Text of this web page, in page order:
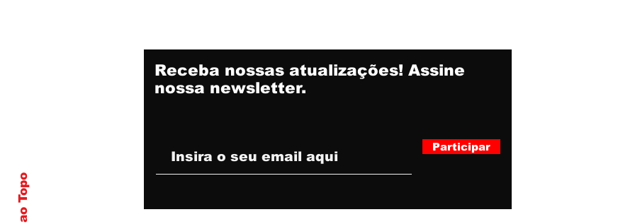
Receba nossas atualizações! Assine
nossa newsletter.
Participar